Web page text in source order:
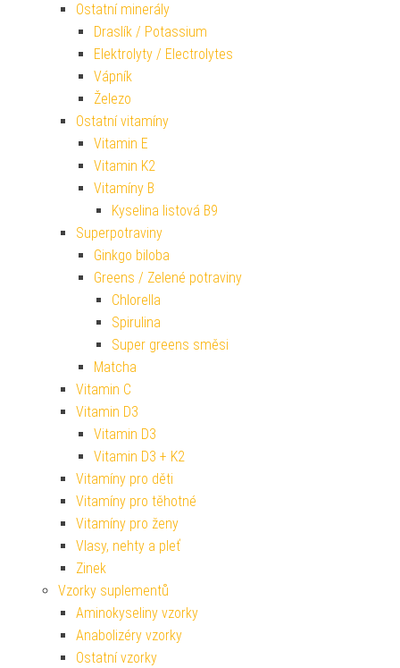
Ostatní minerály
Draslík / Potassium
Elektrolyty / Electrolytes
Vápník
Železo
Ostatní vitamíny
Vitamin E
Vitamin K2
Vitamíny B
Kyselina listová B9
Superpotraviny
Ginkgo biloba
Greens / Zelené potraviny
Chlorella
Spirulina
Super greens směsi
Matcha
Vitamin C
Vitamin D3
Vitamin D3
Vitamin D3 + K2
Vitamíny pro děti
Vitamíny pro těhotné
Vitamíny pro ženy
Vlasy, nehty a pleť
Zinek
Vzorky suplementů
Aminokyseliny vzorky
Anabolizéry vzorky
Ostatní vzorky